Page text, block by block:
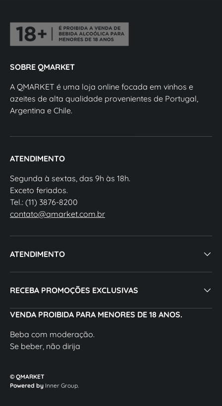
SOBRE QMARKET
A QMARKET é uma loja online focada em vinhos e
azeites de alta qualidade provenientes de Portugal,
Argentina e Chile.
ATENDIMENTO
Segunda à sextas, das 9h às 18h.
Exceto feriados.
Tel.: (11) 3876-8200
contato@qmarket.com.br
ATENDIMENTO
RECEBA PROMOÇÕES EXCLUSIVAS
VENDA PROIBIDA PARA MENORES DE 18 ANOS.
Beba com moderação.
Se beber, não dirija
© QMARKET
Powered by Inner Group.